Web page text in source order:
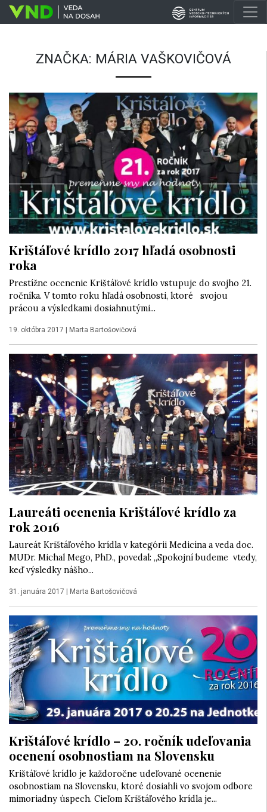
ZNAČKA: MÁRIA VAŠKOVIČOVÁ
Krištáľové krídlo 2017 hľadá osobnosti
roka
Prestížne ocenenie Krištáľové krídlo vstupuje do svojho 21.
ročníka. V tomto roku hľadá osobnosti, ktoré svojou
prácou a výsledkami dosiahnutými...
19. októbra 2017 Marta Bartošovičová
Laureáti ocenenia Krištáľové krídlo za
rok 2016
Laureát Krištáľového krídla v kategórii Medicína a veda doc.
MUDr. Michal Mego, PhD., povedal: „Spokojní budeme vtedy,
keď výsledky nášho...
31. januára 2017 | Marta Bartošovičová
Krištáľové krídlo – 20. ročník udeľovania
ocenení osobnostiam na Slovensku
Krištáľové krídlo je každoročne udeľované ocenenie
osobnostiam na Slovensku, ktoré dosiahli vo svojom odbore
mimoriadny úspech. Cieľom Krištáľového krídla je...